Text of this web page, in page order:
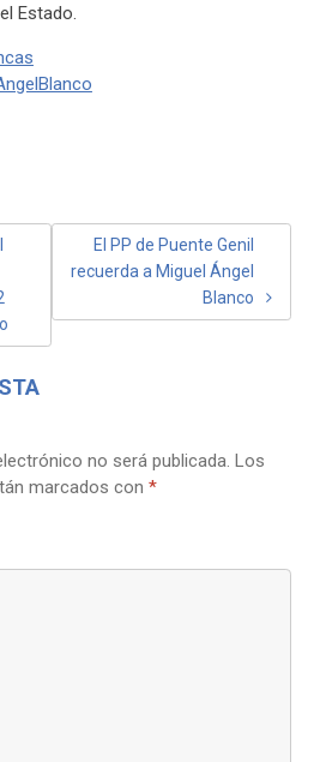
Estado.
El PP de Puente Genil
recuerda a Miguel Ángel
Blanco
no será publicada. Los
marcados con *